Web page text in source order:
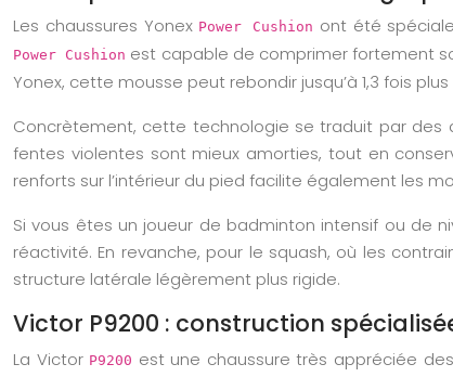
Les chaussures Yonex Power Cushion ont été
Power Cushion est capable de comprimer fortement
Yonex, cette mousse peut rebondir jusqu’à 1,3 fois
Concrètement, cette technologie se traduit par des
fentes violentes sont mieux amorties, tout en
renforts sur l’intérieur du pied facilite également les
Si vous êtes un joueur de badminton intensif ou de
réactivité. En revanche, pour le squash, où les
structure latérale légèrement plus rigide.
Victor P9200 : construction
La Victor P9200 est une chaussure très appréciée